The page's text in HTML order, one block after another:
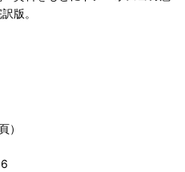
版。
）